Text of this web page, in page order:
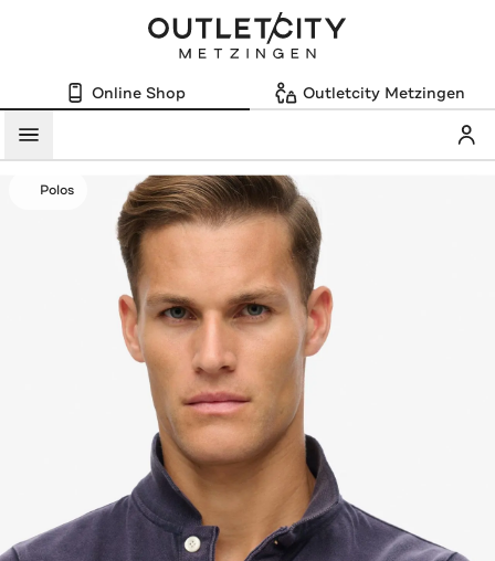
Online Shop Outletcity Metzingen
Menü
Polos